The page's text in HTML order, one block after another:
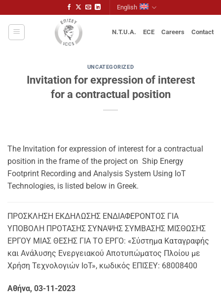
to
content
English
N.T.U.A. ECE Careers Contact
UNCATEGORIZED
Invitation for expression of interest
for a contractual position
The Invitation for expression of interest for a contractual
position in the frame of the project on Ship Energy
Footprint Recording and Analysis System Using IoT
Technologies, is listed below in Greek.
ΠΡΟΣΚΛΗΣΗ ΕΚΔΗΛΩΣΗΣ ΕΝΔΙΑΦΕΡΟΝΤΟΣ ΓΙΑ
ΥΠΟΒΟΛΗ ΠΡΟΤΑΣΗΣ ΣΥΝΑΨΗΣ ΣΥΜΒΑΣΗΣ ΜΙΣΘΩΣΗΣ
ΕΡΓΟΥ ΜΙΑΣ ΘΕΣΗΣ ΓΙΑ ΤΟ ΕΡΓΟ: «Σύστημα Καταγραφής
και Ανάλυσης Ενεργειακού Αποτυπώματος Πλοίου με
Χρήση Τεχνολογιών IoT», κωδικός ΕΠΙΣΕΥ: 68008400
Αθήνα, 03-11-2023